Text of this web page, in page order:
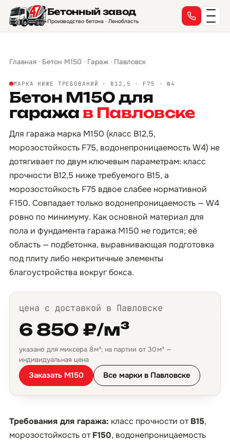
Бетонный завод
Производство бетона · Ленобласть
Главная · Бетон М150 · Гараж · Павловск
МАРКА НИЖЕ ТРЕБОВАНИЙ · B12,5 · F75 · W4
Бетон М150 для
гаража в Павловске
Для гаража марка М150 (класс B12,5,
морозостойкость F75, водонепроницаемость W4) не
дотягивает по двум ключевым параметрам: класс
прочности B12,5 ниже требуемого B15, а
морозостойкость F75 вдвое слабее нормативной
F150. Совпадает только водонепроницаемость — W4
ровно по минимуму. Как основной материал для
пола и фундамента гаража М150 не годится; её
область — подбетонка, выравнивающая подготовка
под плиту либо некритичные элементы
благоустройства вокруг бокса.
цена с доставкой в Павловске
6 850 ₽/м³
указано для миксера 8 м³; на партии от 30 м³ —
индивидуальная цена
Заказать М150 Все марки в Павловске
Требования для гаража: класс прочности отB15,
морозостойкость отF150, водонепроницаемость